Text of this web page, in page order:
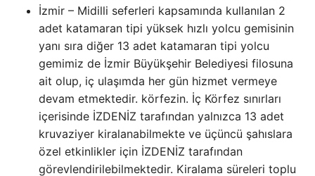
İzmir – Midilli seferleri kapsamında kullanılan 2
adet katamaran tipi yüksek hızlı yolcu gemisinin
yanı sıra diğer 13 adet katamaran tipi yolcu
gemimiz de İzmir Büyükşehir Belediyesi filosuna
ait olup, iç ulaşımda her gün hizmet vermeye
devam etmektedir. körfezin. İç Körfez sınırları
içerisinde İZDENİZ tarafından yalnızca 13 adet
kruvaziyer kiralanabilmekte ve üçüncü şahıslara
özel etkinlikler için İZDENİZ tarafından
görevlendirilebilmektedir. Kiralama süreleri toplu